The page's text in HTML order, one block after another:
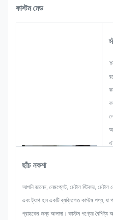
কাস্টম মেড
ছাঁচ নকশা
আপনি জানেন, নেমপ্লেট, মেটাল স্টিকার, মেটাল
এবং ট্যাগ হল একটি ব্যক্তিগত কাস্টম পণ্য, যা
গ্রাহকের জন্য আলাদা। কাস্টম পণ্যের বৈশিষ্ট্য